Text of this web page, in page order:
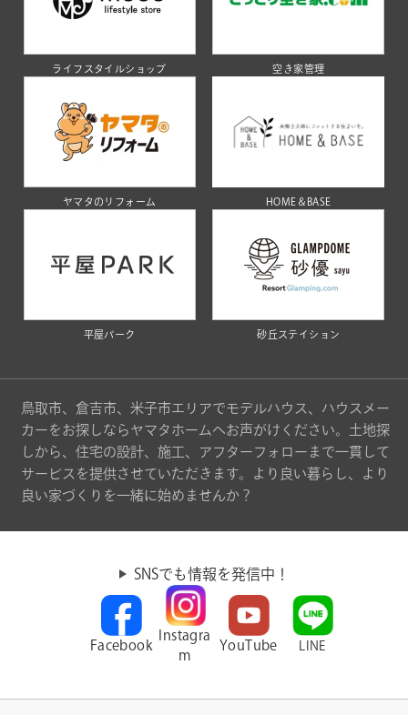
ライフスタイルショップ 空き家管理
ヤマタのリフォーム HOME＆BASE
平屋パーク 砂丘ステイション
鳥取市、倉吉市、米子市エリアでモデルハウス、ハウスメー
カーをお探しならヤマタホームへお声がけください。土地探
しから、住宅の設計、施工、アフターフォローまで一貫して
サービスを提供させていただきます。より良い暮らし、より
良い家づくりを一緒に始めませんか？
SNSでも情報を発信中！
Facebook
Instagra
m
YouTube LINE